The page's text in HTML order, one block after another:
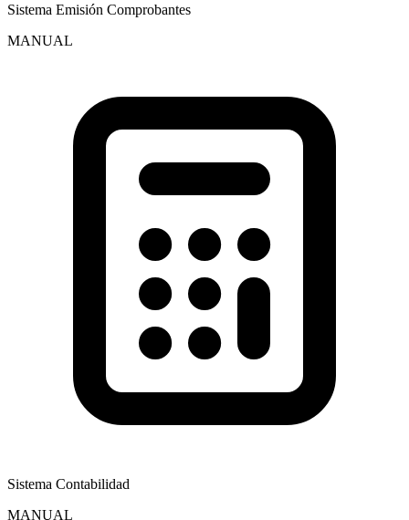
Sistema Emisión Comprobantes
MANUAL
Sistema Contabilidad
MANUAL